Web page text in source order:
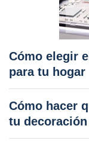
Cómo elegir
para tu hogar
Cómo hacer
tu decoración